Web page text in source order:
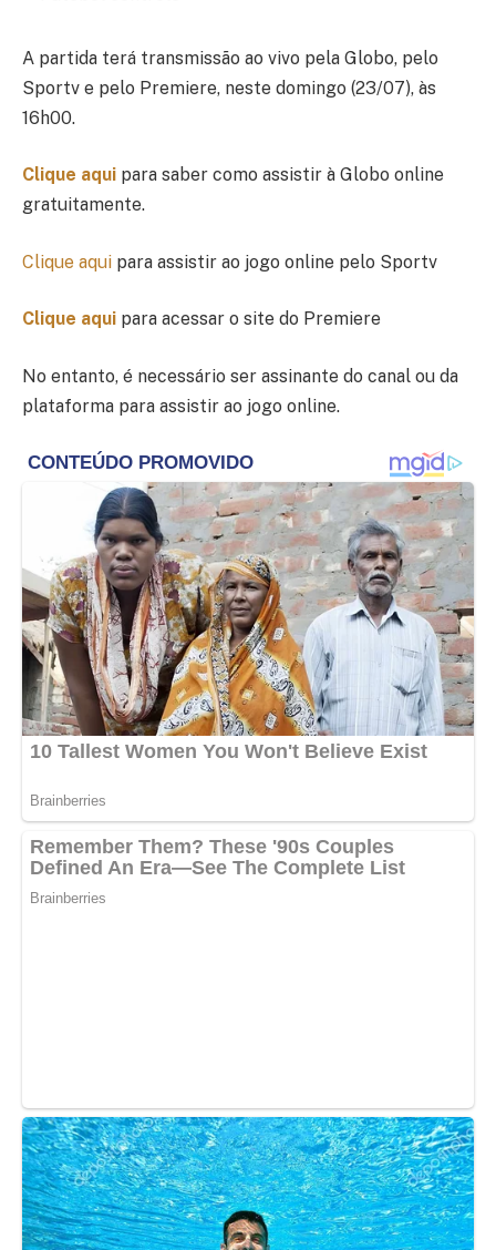
A partida terá transmissão ao vivo pela Globo, pelo
Sportv e pelo Premiere, neste domingo (23/07), às
16h00.
Clique aqui para saber como assistir à Globo online
gratuitamente.
Clique aqui para assistir ao jogo online pelo Sportv
Clique aqui para acessar o site do Premiere
No entanto, é necessário ser assinante do canal ou da
plataforma para assistir ao jogo online.